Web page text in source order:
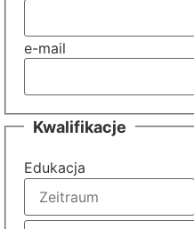
e-mail
Kwalifikacje
Edukacja